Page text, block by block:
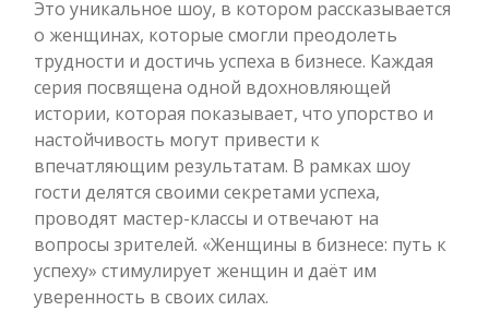
Это уникальное шоу, в котором рассказывается
о женщинах, которые смогли преодолеть
трудности и достичь успеха в бизнесе. Каждая
серия посвящена одной вдохновляющей
истории, которая показывает, что упорство и
настойчивость могут привести к
впечатляющим результатам. В рамках шоу
гости делятся своими секретами успеха,
проводят мастер-классы и отвечают на
вопросы зрителей. «Женщины в бизнесе: путь к
успеху» стимулирует женщин и даёт им
уверенность в своих силах.